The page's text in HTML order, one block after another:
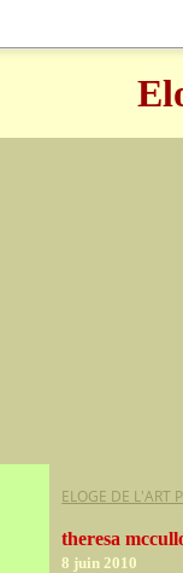
ELOGE DE L'ART
theresa
8 juin 2010